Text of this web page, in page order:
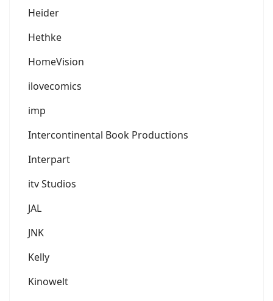
Heider
Hethke
HomeVision
ilovecomics
imp
Intercontinental Book Productions
Interpart
itv Studios
JAL
JNK
Kelly
Kinowelt